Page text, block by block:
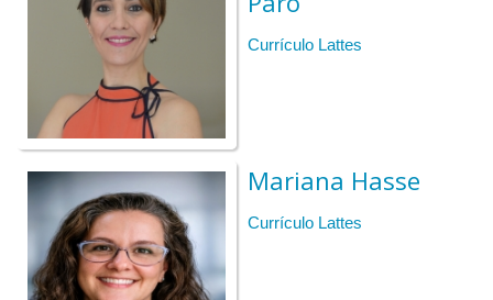
15h20 | Coffee break
15h40 | ATIVIDADE 3:
16h30 | Síntese final
17h00| Autoavaliação
Currículo Lattes
Mariana Hasse
Currículo Lattes